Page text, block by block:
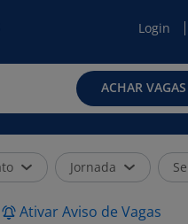
Login
ACHAR VAGAS
Jornada
Ativar Aviso de Vagas